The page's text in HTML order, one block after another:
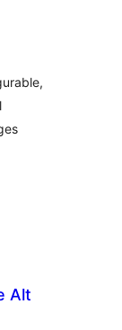
Alt